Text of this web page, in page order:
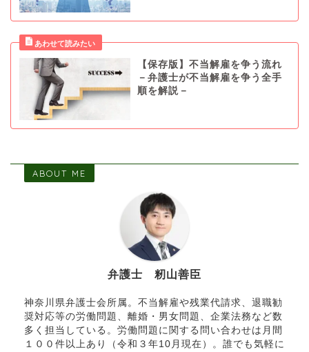
【保存版】不当解雇を争う流れ
－弁護士が不当解雇を争う全手
順を解説－
ABOUT ME
弁護士 籾山善臣
神奈川県弁護士会所属。不当解雇や残業代請求、退職勧
奨対応等の労働問題、離婚・男女問題、企業法務など数
多く担当している。労働問題に関する問い合わせは月間
１００件以上あり（令和３年10月現在）。誰でも気軽に